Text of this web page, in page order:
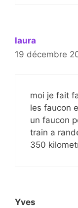
laura
19 décembre
moi je fait
les faucon
un faucon
train a
350
Yves